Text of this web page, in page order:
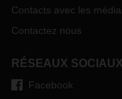
Contacts avec les
Contactez nous
RÉSEAUX SOCIAUX
Facebook